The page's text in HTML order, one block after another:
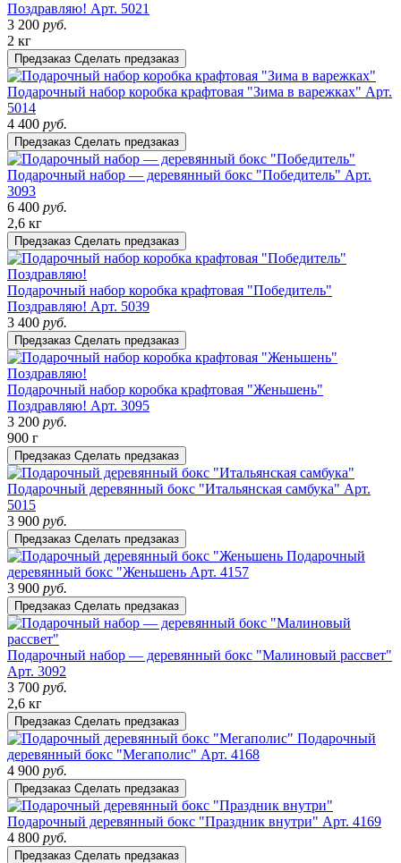
Поздравляю! Арт. 5021
3 200 руб.
2 кг
Предзаказ Сделать предзаказ
Подарочный набор коробка крафтовая "Зима в варежках" Арт.
5014
4 400 руб.
Предзаказ Сделать предзаказ
Подарочный набор — деревянный бокс "Победитель" Арт.
3093
6 400 руб.
2,6 кг
Предзаказ Сделать предзаказ
Подарочный набор коробка крафтовая "Победитель"
Поздравляю! Арт. 5039
3 400 руб.
Предзаказ Сделать предзаказ
Подарочный набор коробка крафтовая "Женьшень"
Поздравляю! Арт. 3095
3 200 руб.
900 г
Предзаказ Сделать предзаказ
Подарочный деревянный бокс "Итальянская самбука" Арт.
5015
3 900 руб.
Предзаказ Сделать предзаказ
Подарочный
деревянный бокс "Женьшень Арт. 4157
3 900 руб.
Предзаказ Сделать предзаказ
Подарочный набор — деревянный бокс "Малиновый рассвет"
Арт. 3092
3 700 руб.
2,6 кг
Предзаказ Сделать предзаказ
Подарочный
деревянный бокс "Мегаполис" Арт. 4168
4 900 руб.
Предзаказ Сделать предзаказ
Подарочный деревянный бокс "Праздник внутри" Арт. 4169
4 800 руб.
Предзаказ Сделать предзаказ